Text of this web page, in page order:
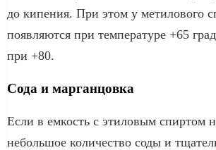
до кипения. При этом у метилового
появляются при температуре +65
при +80.
Сода и марганцовка
Если в емкость с этиловым спиртом
небольшое количество соды и